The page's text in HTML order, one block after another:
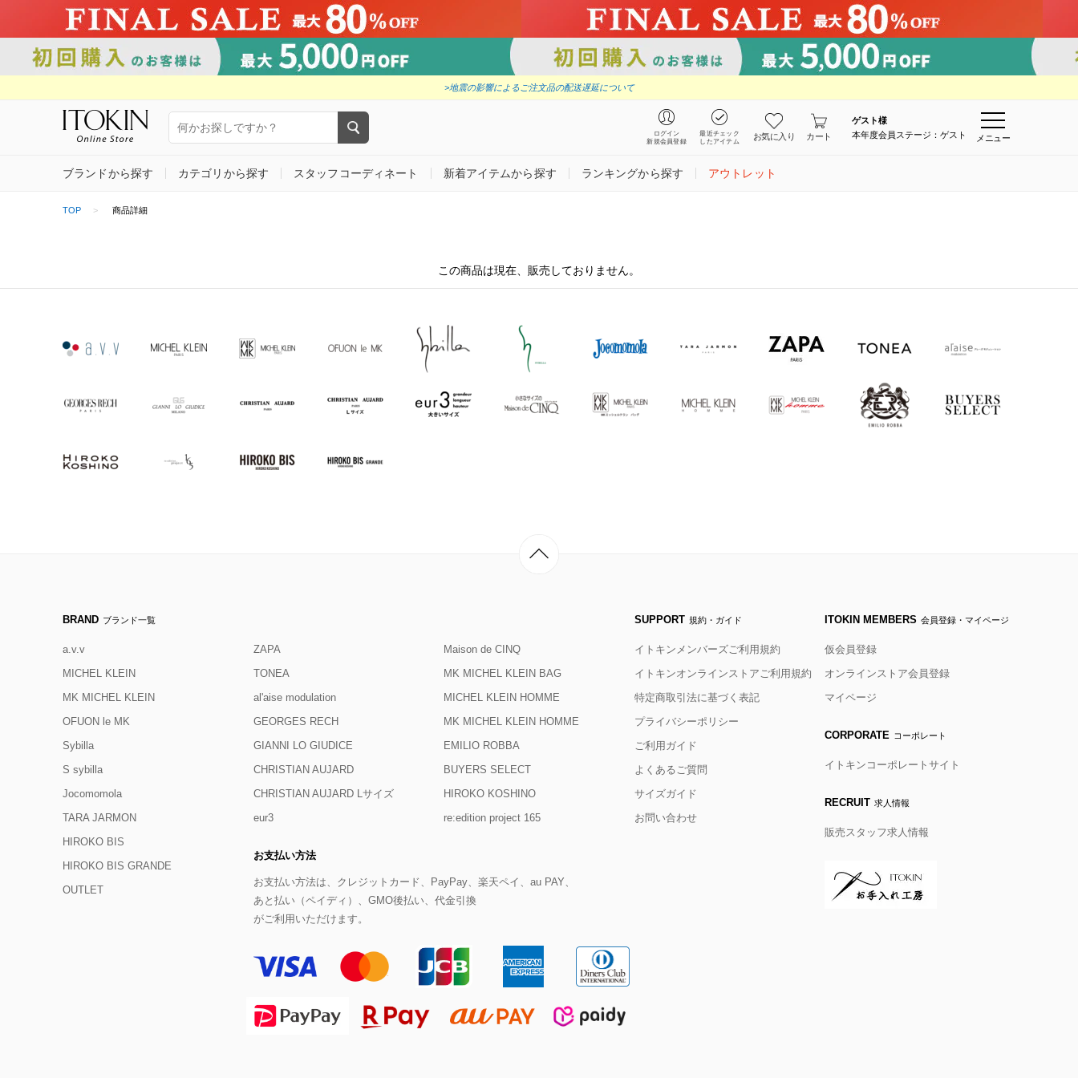
>地震の影響によるご注文品の配送遅延について
ログイン
新規会員登録
最近チェック
したアイテム
お気に入り カート
ゲスト様
本年度会員ステージ：ゲスト
メニュー
ブランドから探す カテゴリから探す スタッフコーディネート 新着アイテムから探す ランキングから探す アウトレット
TOP 商品詳細
この商品は現在、販売しておりません。
BRAND ブランド一覧
a.v.v
MICHEL KLEIN
MK MICHEL KLEIN
OFUON le MK
Sybilla
S sybilla
Jocomomola
TARA JARMON
ZAPA
TONEA
al'aise modulation
GEORGES RECH
GIANNI LO GIUDICE
CHRISTIAN AUJARD
CHRISTIAN AUJARD Lサイズ
eur3
Maison de CINQ
MK MICHEL KLEIN BAG
MICHEL KLEIN HOMME
MK MICHEL KLEIN HOMME
EMILIO ROBBA
BUYERS SELECT
HIROKO KOSHINO
re:edition project 165
HIROKO BIS
HIROKO BIS GRANDE
OUTLET
お支払い方法
お支払い方法は、クレジットカード、PayPay、楽天ペイ、au PAY、
あと払い（ペイディ）、GMO後払い、代金引換
がご利用いただけます。
SUPPORT 規約・ガイド
イトキンメンバーズご利用規約
イトキンオンラインストアご利用規約
特定商取引法に基づく表記
プライバシーポリシー
ご利用ガイド
よくあるご質問
サイズガイド
お問い合わせ
ITOKIN MEMBERS 会員登録・マイページ
仮会員登録
オンラインストア会員登録
マイページ
CORPORATE コーポレート
イトキンコーポレートサイト
RECRUIT 求人情報
販売スタッフ求人情報